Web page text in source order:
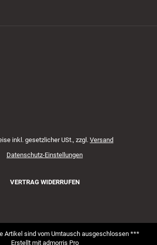
inkl. gesetzlicher USt., zzgl. Versand
Datenschutz-Einstellungen
VERTRAG WIDERRUFEN
Artikel sind vom Umtausch ausgeschlossen ***
Erstellt mit admorris Pro